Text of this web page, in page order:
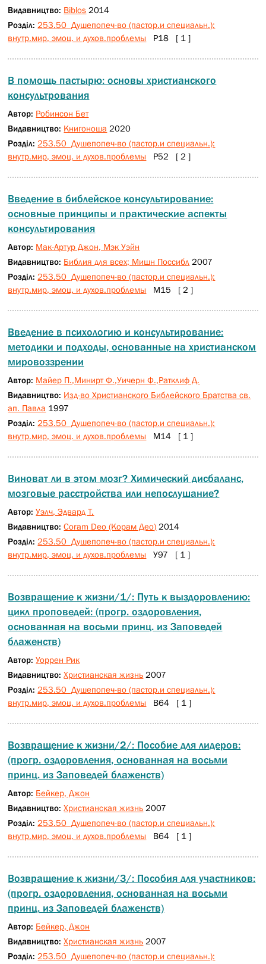
Видавництво: Biblos 2014
Розділ: 253.50 Душепопеч-во (пастор.и специальн.):
внутр.мир, эмоц. и духов.проблемы Р18 [ 1 ]
В помощь пастырю: основы христианского
консультрования
Автор: Робинсон Бет
Видавництво: Книгоноша 2020
Розділ: 253.50 Душепопеч-во (пастор.и специальн.):
внутр.мир, эмоц. и духов.проблемы Р52 [ 2 ]
Введение в библейское консультирование:
основные принципы и практические аспекты
консультирования
Автор: Мак-Артур Джон, Мэк Уэйн
Видавництво: Библия для всех; Мишн Поссибл 2007
Розділ: 253.50 Душепопеч-во (пастор.и специальн.):
внутр.мир, эмоц. и духов.проблемы М15 [ 2 ]
Введение в психологию и консультирование:
методики и подходы, основанные на христианском
мировоззрении
Автор: Майер П.,Минирт Ф.,Уичерн Ф.,Ратклиф Д.
Видавництво: Изд-во Христианского Библейского Братства св.
ап. Павла 1997
Розділ: 253.50 Душепопеч-во (пастор.и специальн.):
внутр.мир, эмоц. и духов.проблемы М14 [ 1 ]
Виноват ли в этом мозг? Химический дисбаланс,
мозговые расстройства или непослушание?
Автор:Уэлч, Эдвард Т.
Видавництво:Coram Deo (Корам Део) 2014
Розділ: 253.50 Душепопеч-во (пастор.и специальн.):
внутр.мир, эмоц. и духов.проблемы У97 [ 1 ]
Возвращение к жизни/1/: Путь к выздоровлению:
цикл проповедей: (прогр. оздоровления,
основанная на восьми принц. из Заповедей
блаженств)
Автор:Уоррен Рик
Видавництво:Христианская жизнь 2007
Розділ: 253.50 Душепопеч-во (пастор.и специальн.):
внутр.мир, эмоц. и духов.проблемы В64 [ 1 ]
Возвращение к жизни/2/: Пособие для лидеров:
(прогр. оздоровления, основанная на восьми
принц. из Заповедей блаженств)
Автор: Бейкер, Джон
Видавництво:Христианская жизнь 2007
Розділ: 253.50 Душепопеч-во (пастор.и специальн.):
внутр.мир, эмоц. и духов.проблемы В64 [ 1 ]
Возвращение к жизни/3/: Пособия для участников:
(прогр. оздоровления, основанная на восьми
принц. из Заповедей блаженств)
Автор: Бейкер, Джон
Видавництво:Христианская жизнь 2007
Розділ: 253.50 Душепопеч-во (пастор.и специальн.):